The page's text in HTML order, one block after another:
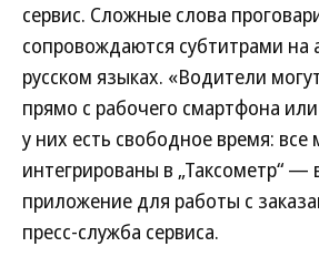
сервис. Сложные слова
сопровождаются субтитрами на
русском языках. «Водители
прямо с рабочего смартфона
у них есть свободное время: все
интегрированы в „Таксометр“ —
приложение для работы с
пресс-служба сервиса.